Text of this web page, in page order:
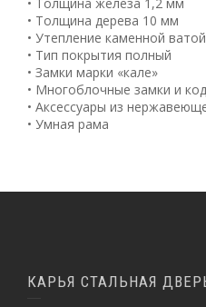
• Толщина дерева 10 мм
• Утепление каменной ватой
• Тип покрытия полный
• Замки марки «кале»
• Многоблочные замки и
• Аксессуары из
• Умная рама
КАРЬЯ СТАЛЬНАЯ